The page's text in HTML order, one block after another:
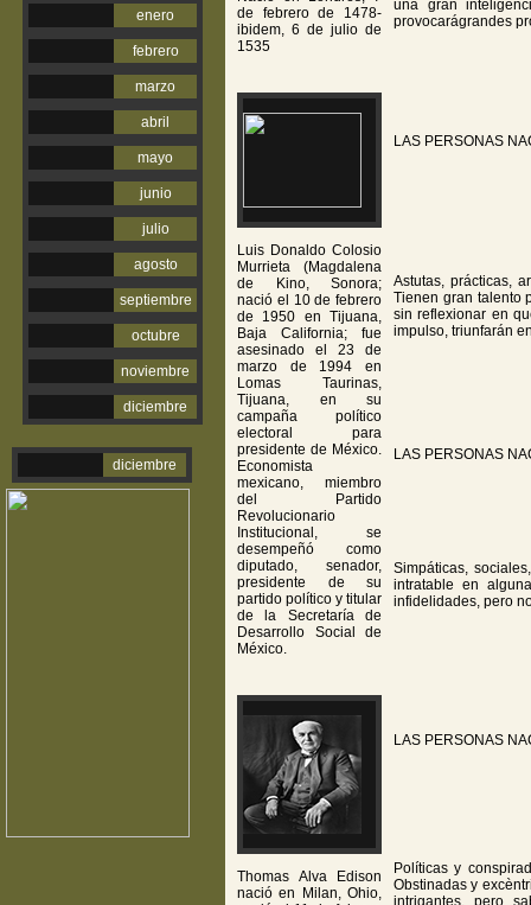
enero
febrero
marzo
abril
mayo
junio
julio
agosto
septiembre
octubre
noviembre
diciembre
diciembre
de febrero de 1478-
ibidem, 6 de julio de
1535
una gran
provocarágrandes
Luis Donaldo Colosio
Murrieta (Magdalena
de Kino, Sonora;
nació el 10 de febrero
de 1950 en Tijuana,
Baja California; fue
asesinado el 23 de
marzo de 1994 en
Lomas Taurinas,
Tijuana, en su
campaña político
electoral para
presidente de México.
Economista
mexicano, miembro
del Partido
Revolucionario
Institucional, se
desempeñó como
diputado, senador,
presidente de su
partido político y titular
de la Secretaría de
Desarrollo Social de
México.
LAS PERSONAS
Astutas, prácticas,
Tienen gran talento
sin reflexionar en
impulso, triunfarán
LAS PERSONAS
Simpáticas,
intratable en
infidelidades, pero
Thomas Alva Edison
nació en Milan, Ohio,
LAS PERSONAS
Políticas y
Obstinadas y
intrigantes, pero